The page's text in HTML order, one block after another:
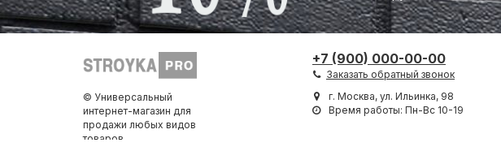
© Универсальный
интернет-магазин для
продажи любых видов
товаров
+7 (900) 000-00-00
Заказать обратный звонок
г. Москва, ул. Ильинка, 98
Время работы: Пн-Вс 10-19